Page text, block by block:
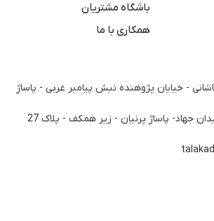
باشگاه مشتریان
همکاری با ما
- خیابان پژوهنده نبش پیامبر غربی - پاساژ
جهاد- پاساژ پرنیان - زیر همکف - پلاک 27